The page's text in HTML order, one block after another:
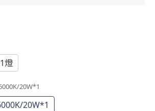
燈
20W*1
20W*1